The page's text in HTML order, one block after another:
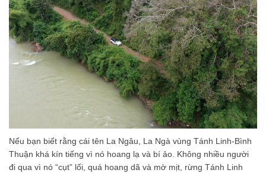
Nếu bạn biết rằng cái tên La Ngâu, La Ngà vùng Tánh Linh-Bình
Thuận khá kín tiếng vì nó hoang lạ và bí ảo. Không nhiều người
đi qua vì nó “cụt” lối, quá hoang dã và mờ mịt, rừng Tánh Linh